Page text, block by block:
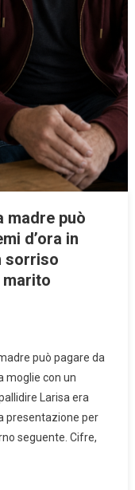
madre può
d’ora in
sorriso
può pagare da
moglie con un
Larisa era
presentazione per
seguente. Cifre,